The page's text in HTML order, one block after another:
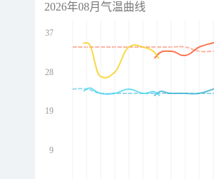
2026年08月气温曲线
37
28
19
9